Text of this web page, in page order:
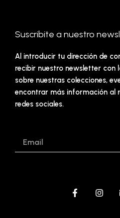
Suscribite a nuestro
Al introducir tu dirección de
recibir nuestro newsletter con
sobre nuestras colecciones,
encontrar más información al
redes sociales.
F
I